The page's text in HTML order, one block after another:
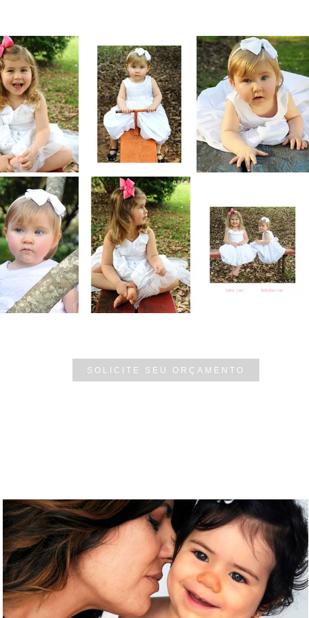
SOLICITE SEU ORÇAMENTO